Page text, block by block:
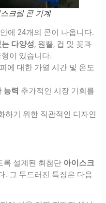
크림 콘 기계
에 24개의 콘이 나옵니다.
다양성, 원뿔, 컵 및 꽃과
이 있습니다.
에 대한 가열 시간 및 온도
능력 추가적인 시장 기회를
하기 위한 직관적인 디자인
록 설계된 최첨단 아이스크
. 그 두드러진 특징은 다음